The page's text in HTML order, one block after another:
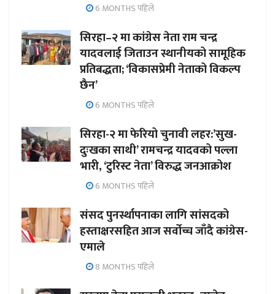
6 MONTHS पहिले
सिरहा–२ मा कांग्रेस नेता राम चन्द्र
यादवलाई जिताउन स्थानीयको सामूहिक
प्रतिबद्धता; ‘विकासप्रेमी नेताको विकल्प
छैन’
6 MONTHS पहिले
सिरहा-२ मा फेरियो चुनावी लहर:’सुख-
दुःखका साथी’ रामचन्द्र यादवको पल्ला
भारी, ‘टुरिस्ट नेता’ विरुद्ध जनआक्रोश
6 MONTHS पहिले
संसद पुनर्स्थापनाका लागि सांसदको
हस्ताक्षरसहित आज सर्वोच्च जाँदै कांग्रेस-
एमाले
8 MONTHS पहिले